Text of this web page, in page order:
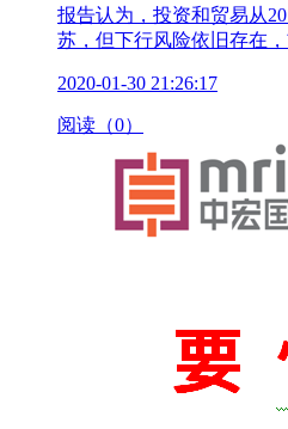
报告认为，投资和贸易从
苏，但下行风险依旧存在，
2020-01-30 21:26:17
阅读（0）